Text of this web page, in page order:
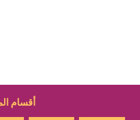
أقسام